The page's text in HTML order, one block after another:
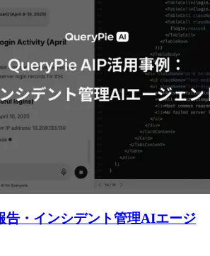
告・インシデント管理AIエージ